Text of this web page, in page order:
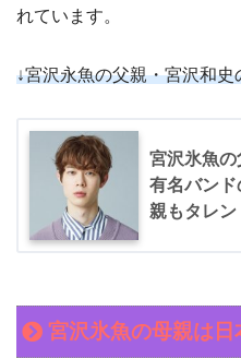
れています。
↓宮沢永魚の父親・宮沢和史
宮沢氷魚
有名バン
親もタレン
宮沢氷魚の母親は